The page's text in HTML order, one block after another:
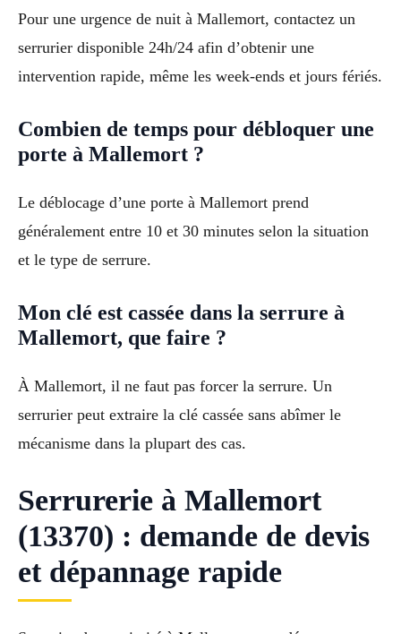
Pour une urgence de nuit à Mallemort, contactez un
serrurier disponible 24h/24 afin d’obtenir une
intervention rapide, même les week-ends et jours fériés.
Combien de temps pour débloquer une
porte à Mallemort ?
Le déblocage d’une porte à Mallemort prend
généralement entre 10 et 30 minutes selon la situation
et le type de serrure.
Mon clé est cassée dans la serrure à
Mallemort, que faire ?
À Mallemort, il ne faut pas forcer la serrure. Un
serrurier peut extraire la clé cassée sans abîmer le
mécanisme dans la plupart des cas.
Serrurerie à Mallemort
(13370) : demande de devis
et dépannage rapide